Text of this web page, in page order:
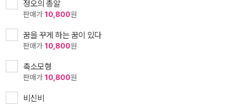
정오의 총알
판매가 10,800원
꿈을 꾸게 하는 꿈이 있다
판매가 10,800원
축소모형
판매가 10,800원
비신비